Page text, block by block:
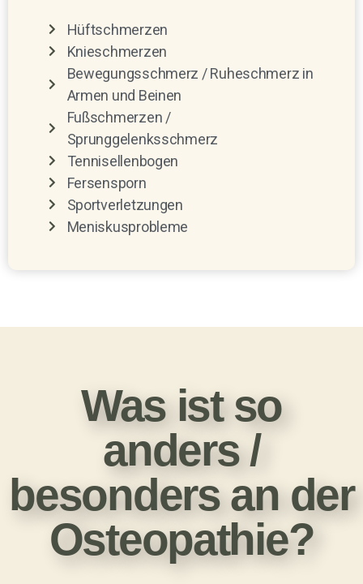
Hüftschmerzen
Knieschmerzen
Bewegungsschmerz / Ruheschmerz in
Armen und Beinen
Fußschmerzen /
Sprunggelenksschmerz
Tennisellenbogen
Fersensporn
Sportverletzungen
Meniskusprobleme
Was ist so
anders /
besonders an der
Osteopathie?